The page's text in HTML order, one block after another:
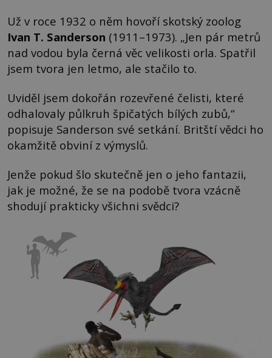
Už v roce 1932 o něm hovoří skotský zoolog
Ivan T. Sanderson (1911–1973). „Jen pár metrů
nad vodou byla černá věc velikosti orla. Spatřil
jsem tvora jen letmo, ale stačilo to.
Uviděl jsem dokořán rozevřené čelisti, které
odhalovaly půlkruh špičatých bílých zubů,“
popisuje Sanderson své setkání. Britští vědci ho
okamžitě obviní z výmyslů.
Jenže pokud šlo skutečně jen o jeho fantazii,
jak je možné, že se na podobě tvora vzácně
shodují prakticky všichni svědci?